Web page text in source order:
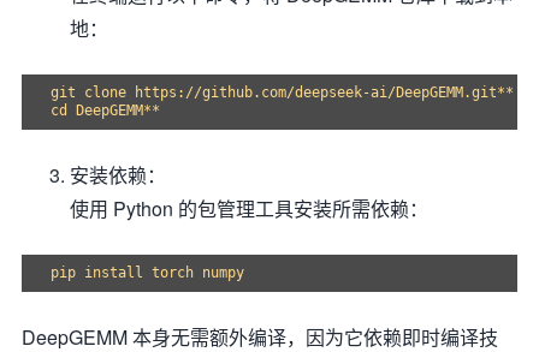
地：
git clone https://github.com/deepseek-ai/DeepGEMM.git**
安装依赖：
使用 Python 的包管理工具安装所需依赖：
DeepGEMM 本身无需额外编译，因为它依赖即时编译技